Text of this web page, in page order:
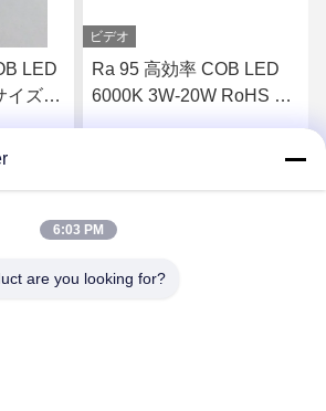
LED
イズ
ビデオ
Ra 95 高効率 COB LED
6000K 3W-20W RoHS 準
6:03 PM
are you looking for?